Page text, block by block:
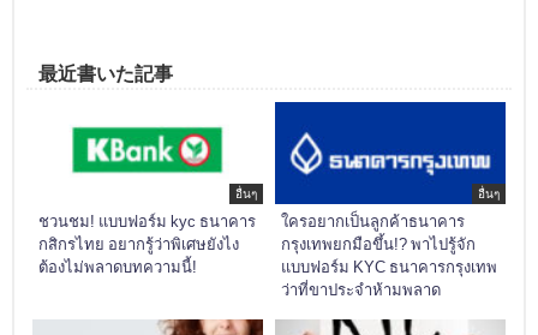
最近書いた記事
อื่นๆ
ชวนชม! แบบฟอร์ม kyc ธนาคาร
กสิกรไทย อยากรู้ว่าพิเศษยังไง
ต้องไม่พลาดบทความนี้!
อื่นๆ
ใครอยากเป็นลูกค้าธนาคาร
กรุงเทพยกมือขึ้น!? พาไปรู้จัก
แบบฟอร์ม KYC ธนาคารกรุงเทพ
ว่าที่ขาประจำห้ามพลาด